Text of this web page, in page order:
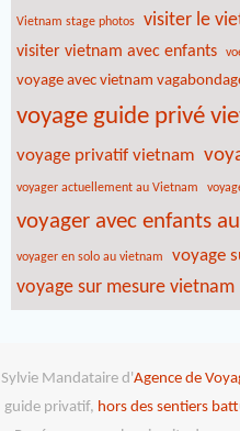
Vietnam stage photos visiter le
visiter vietnam avec enfants
voyage avec vietnam
voyage guide privé
voyage privatif vietnam
voyager actuellement au Vietnam
voyager avec enfants
voyager en solo au vietnam voyage
voyage sur mesure vietnam
Sylvie Mandataire d'Agence de
guide privatif, hors des sentiers